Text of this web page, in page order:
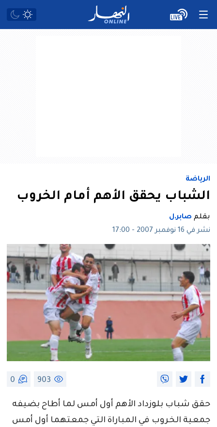
الرياضة
الشباب يحقق الأهم أمام الخروب
بقلم صابر.ل
نشر في 16 نوفمبر 2007 - 17:00
903
0
حقق شباب بلوزداد الأهم أول أمس لما أطاح بضيفه
جمعية الخروب في المباراة التي جمعتهما أول أمس